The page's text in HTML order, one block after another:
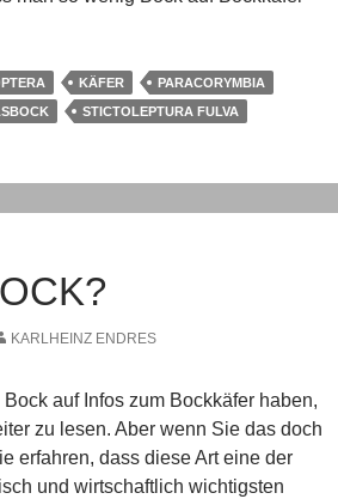
KÄFER
PARACORYMBIA
STICTOLEPTURA FULVA
KARLHEINZ ENDRES
auf Infos zum Bockkäfer haben,
zu lesen. Aber wenn Sie das doch
erfahren, dass diese Art eine der
und wirtschaftlich wichtigsten